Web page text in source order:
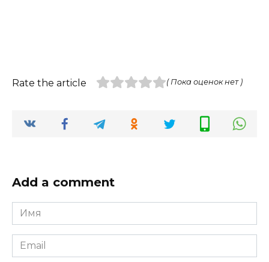
Rate the article ( Пока оценок нет )
Add a comment
Имя
*
Email
*